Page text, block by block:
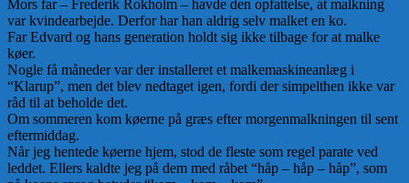
Mors far – Frederik Rokholm – havde den opfattelse, at malkning
var kvindearbejde. Derfor har han aldrig selv malket en ko.
Far Edvard og hans generation holdt sig ikke tilbage for at malke
køer.
Nogle få måneder var der installeret et malkemaskineanlæg i
“Klarup”, men det blev nedtaget igen, fordi der simpelthen ikke var
råd til at beholde det.
Om sommeren kom køerne på græs efter morgenmalkningen til sent
eftermiddag.
Når jeg hentede køerne hjem, stod de fleste som regel parate ved
leddet. Ellers kaldte jeg på dem med råbet “håp – håp – håp”, som